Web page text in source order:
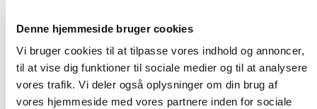
Denne hjemmeside bruger cookies
Vi bruger cookies til at tilpasse vores indhold og annoncer,
til at vise dig funktioner til sociale medier og til at analysere
vores trafik. Vi deler også oplysninger om din brug af
vores hjemmeside med vores partnere inden for sociale